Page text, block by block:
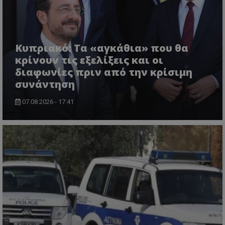
Κυπριακό: Τα «αγκάθια» που θα
κρίνουν τις εξελίξεις και οι
διαφωνίες πριν από την κρίσιμη
συνάντηση
07.08.2026 - 17:41
YouTube
.youtube.com